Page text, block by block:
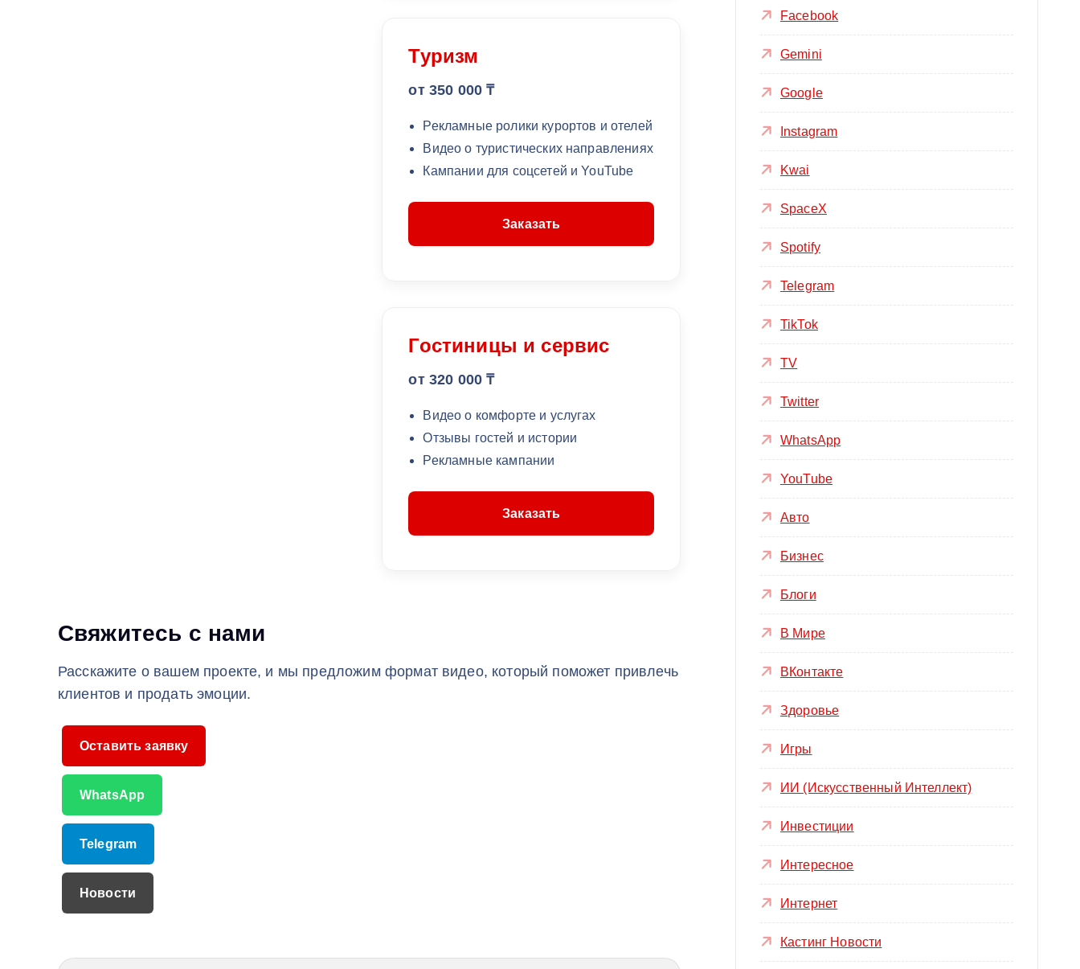
Туризм
от 350 000 ₸
Рекламные ролики курортов и отелей
Видео о туристических направлениях
Кампании для соцсетей и YouTube
Заказать
Гостиницы и сервис
от 320 000 ₸
Видео о комфорте и услугах
Отзывы гостей и истории
Рекламные кампании
Заказать
Свяжитесь с нами
Расскажите о вашем проекте, и мы предложим формат видео, который поможет привлечь
клиентов и продать эмоции.
Оставить заявку
WhatsApp
Telegram
Новости
Facebook
Gemini
Google
Instagram
Kwai
SpaceX
Spotify
Telegram
TikTok
TV
Twitter
WhatsApp
YouTube
Авто
Бизнес
Блоги
В Мире
ВКонтакте
Здоровье
Игры
ИИ (Искусственный Интеллект)
Инвестиции
Интересное
Интернет
Кастинг Новости